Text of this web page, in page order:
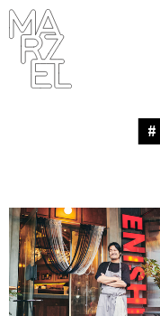
フィ
デザ
ナー
ー
プール
スーツ